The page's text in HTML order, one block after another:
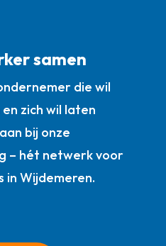
samen
die wil
zich wil laten
bij onze
– hét netwerk voor
in Wijdemeren.